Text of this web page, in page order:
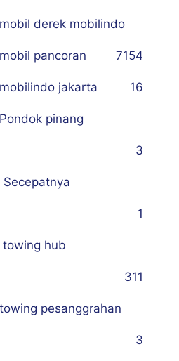
derek mobilindo
154
pancoran 7
jakarta 16
pinang
3
1
towing hub
311
pesanggrahan
3